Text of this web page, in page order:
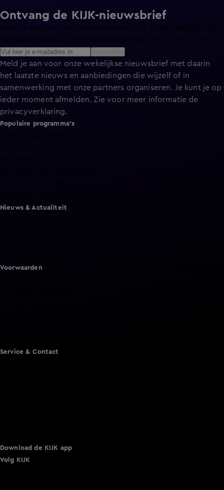
Ontvang de KIJK-nieuwsbrief
Meld je aan voor onze wekelijkse nieuwsbrief met daarin
het laatste nieuws en aanbiedingen die wijzelf of in
samenwerking met onze partners organiseren. Je kunt je op
ieder moment afmelden. Zie voor meer informatie de
privacyverklaring.
Populaire programma's
Nieuws & Actualiteit
Voorwaarden
Service & Contact
Download de KIJK app
Volg KIJK